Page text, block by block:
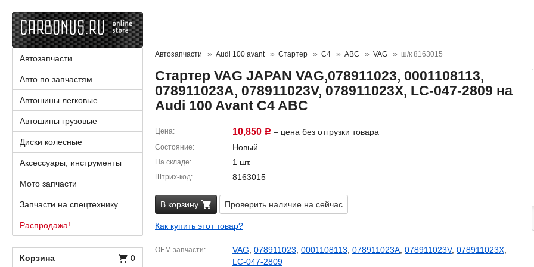
Автозапчасти Audi 100 avant Стартер C4 ABC VAG ш/к 8163015
Стартер VAG JAPAN VAG,078911023, 0001108113,
078911023A, 078911023V, 078911023X, LC-047-2809 на
Audi 100 Avant C4 ABC
Цена 10,850 Р – цена без отгрузки товара
Состояние Новый
На складе 1 шт.
Штрих-код 8163015
В корзину Проверить наличие на сейчас
Как купить этот товар?
OEM запчасти VAG 078911023 0001108113 078911023A 078911023V, 078911023X
LC-047-2809
Автозапчасти
Авто по запчастям
Автошины легковые
Автошины грузовые
Диски колесные
Аксессуары, инструменты
Мото запчасти
Запчасти на спецтехнику
Распродажа!
Корзина 0